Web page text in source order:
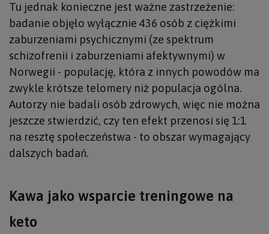
Tu jednak konieczne jest ważne zastrzeżenie:
badanie objęło wyłącznie 436 osób z ciężkimi
zaburzeniami psychicznymi (ze spektrum
schizofrenii i zaburzeniami afektywnymi) w
Norwegii - populację, która z innych powodów ma
zwykle krótsze telomery niż populacja ogólna.
Autorzy nie badali osób zdrowych, więc nie można
jeszcze stwierdzić, czy ten efekt przenosi się 1:1
na resztę społeczeństwa - to obszar wymagający
dalszych badań.
Kawa jako wsparcie treningowe na
keto